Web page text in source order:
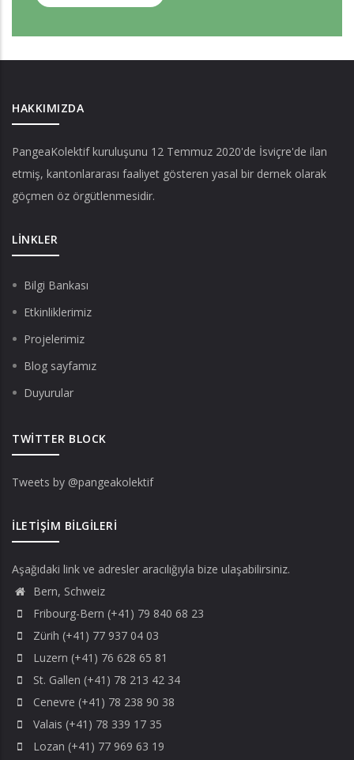
HAKKIMIZDA
PangeaKolektifkuruluşunu 12 Temmuz 2020'de İsviçre'de ilan
etmiş, kantonlararası faaliyet gösteren yasal bir dernek olarak
göçmen öz örgütlenmesidir.
LINKLER
Bilgi Bankası
Etkinliklerimiz
Projelerimiz
Blog sayfamız
Duyurular
TWITTER BLOCK
Tweets by @pangeakolektif
İLETIŞIM BILGILERI
Aşağıdaki link ve adresler aracılığıyla bize ulaşabilirsiniz.
Bern, Schweiz
Fribourg-Bern (+41) 79 840 68 23
Zürih (+41) 77 937 04 03
Luzern (+41) 76 628 65 81
St. Gallen (+41) 78 213 42 34
Cenevre (+41) 78 238 90 38
Valais (+41) 78 339 17 35
Lozan (+41) 77 969 63 19